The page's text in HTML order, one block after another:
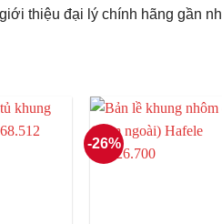
thiệu đại lý chính hãng gần
-26%